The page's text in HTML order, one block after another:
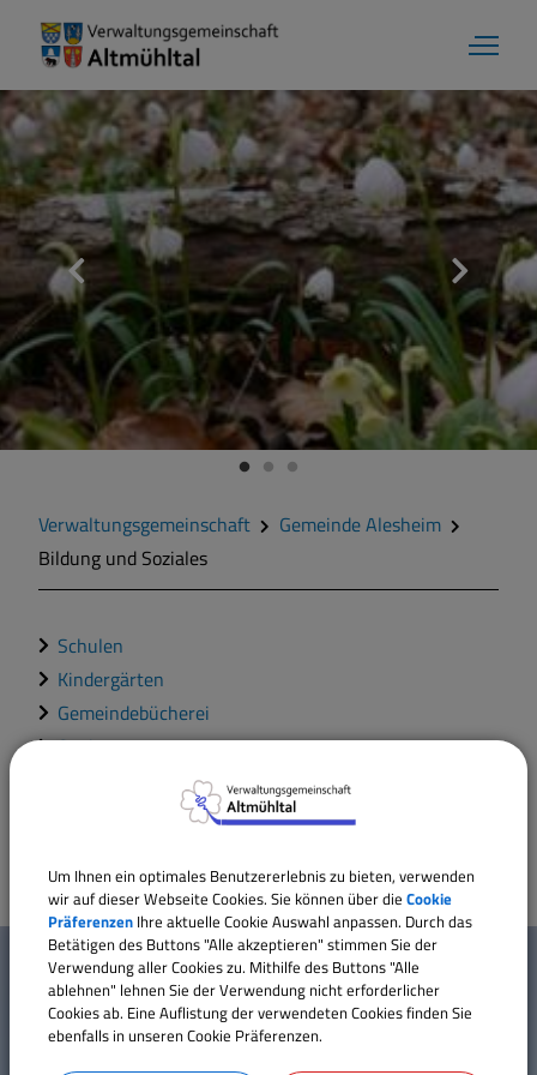
Aktuelles
Verwaltungsgemeinschaft
Gemeinde Alesheim
Markt Markt Berolzheim
Gemeinde Meinheim
Verwaltungsgemeinschaft
Gemeinde Alesheim
Bildung und Soziales
Schulen
Kindergärten
Gemeindebücherei
Senioren
Kommunale Bürgerstiftung
Erwachsenenbildung - vhs
W
c
Mehr entdecken
Kontakt
Um Ihnen ein optimales Benutzererlebnis zu bieten, verwenden
wir auf dieser Webseite Cookies. Sie können über die Cookie
Präferenzen Ihre aktuelle Cookie Auswahl anpassen. Durch das
Betätigen des Buttons "Alle akzeptieren" stimmen Sie der
Verwendung aller Cookies zu. Mithilfe des Buttons "Alle
ablehnen" lehnen Sie der Verwendung nicht erforderlicher
Cookies ab. Eine Auflistung der verwendeten Cookies finden Sie
ebenfalls in unseren Cookie Präferenzen.